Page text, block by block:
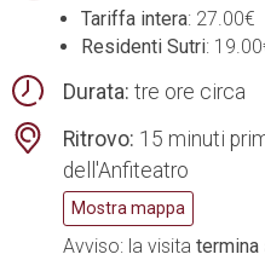
Tariffa intera: 27.00€
Residenti Sutri:
Durata: tre ore circa
Ritrovo: 15 minuti
dell'Anfiteatro
Mostra mappa
Avviso: la visita termina